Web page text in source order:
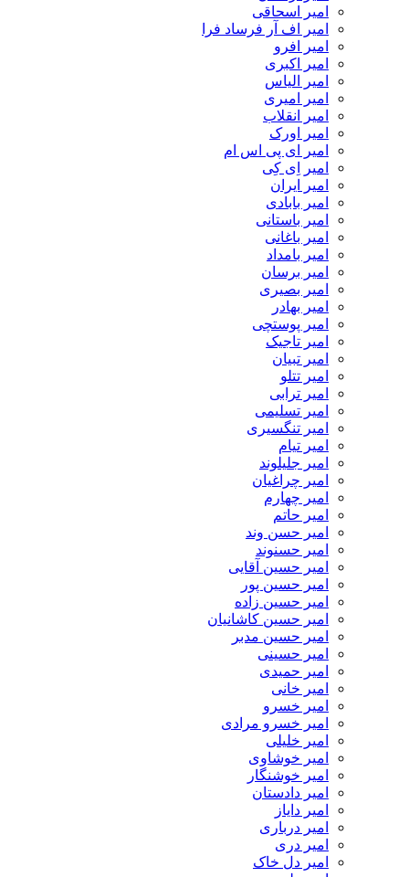
امیر اسحاقی
امیر اف آر فرساد فرا
امیر افرو
امیر اکبری
امیر الیاس
امیر امیری
امیر انقلاب
امیر اورک
امیر ای پی اس ام
امیر اِی کِی
امیر ایران
امیر بابادی
امیر باستانی
امیر باغانی
امیر بامداد
امیر برسان
امیر بصیری
امیر بهادر
امیر پوستچی
امیر تاجیک
امیر تبیان
امیر تتلو
امیر ترابی
امیر تسلیمی
امیر تنگسیری
امیر تیام
امیر جلیلوند
امیر چراغیان
امیر چهارم
امیر حاتم
امیر حسن وند
امیر حسنوند
امیر حسین آقایی
امیر حسین پور
امیر حسین زاده
امیر حسین کاشانیان
امیر حسین مدبر
امیر حسینی
امیر حمیدی
امیر خانی
امیر خسرو
امیر خسرو مرادی
امیر خلیلی
امیر خوشاوی
امیر خوشنگار
امیر دادستان
امیر دایاز
امیر درباری
امیر دری
امیر دل خاک